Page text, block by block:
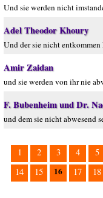
Und sie werden nicht
Adel Theodor Khoury
Und der sie nicht entkommen
Amir Zaidan
und sie werden von ihr nie
F. Bubenheim und Dr.
und dem sie nicht abwesend
1 2 3 4 5
14
15 16 17 18